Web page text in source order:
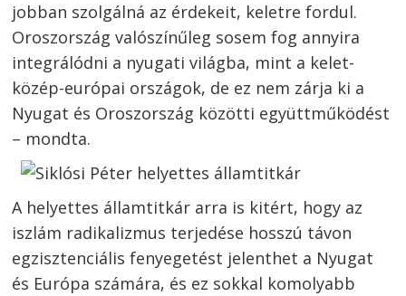
jobban szolgálná az érdekeit, keletre fordul.
Oroszország valószínűleg sosem fog annyira
integrálódni a nyugati világba, mint a kelet-
közép-európai országok, de ez nem zárja ki a
Nyugat és Oroszország közötti együttműködést
– mondta.
A helyettes államtitkár arra is kitért, hogy az
iszlám radikalizmus terjedése hosszú távon
egzisztenciális fenyegetést jelenthet a Nyugat
és Európa számára, és ez sokkal komolyabb